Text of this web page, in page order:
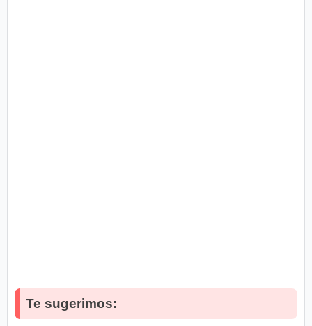
Te sugerimos: